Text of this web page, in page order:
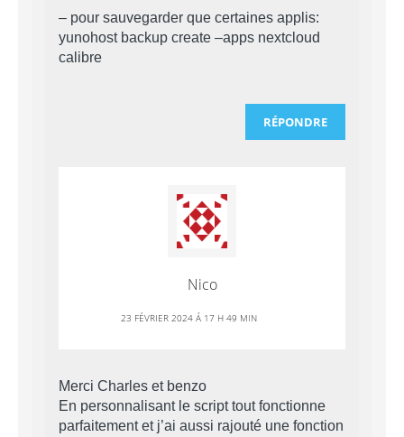
– pour sauvegarder que certaines applis:
yunohost backup create –apps nextcloud
calibre
RÉPONDRE
Nico
23 FÉVRIER 2024 Á 17 H 49 MIN
Merci Charles et benzo
En personnalisant le script tout fonctionne
parfaitement et j’ai aussi rajouté une fonction